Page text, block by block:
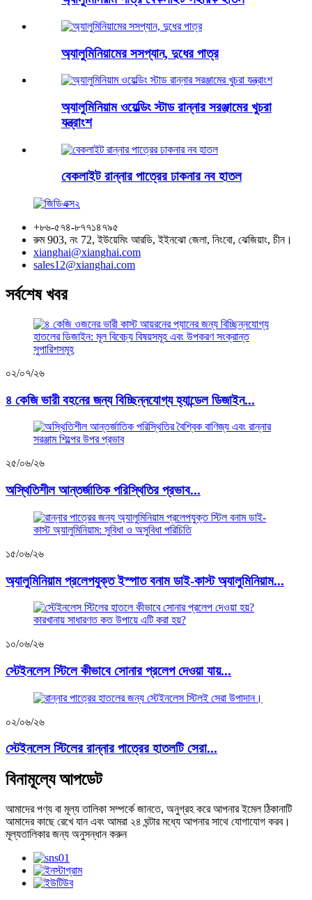
অ্যালুমিনিয়ামের সসপ্যান, দুধের পাত্র
অ্যালুমিনিয়াম ওয়েল্ডিং স্টাড রান্নার সরঞ্জামের খুচরা
যন্ত্রাংশ
বেকলাইট রান্নার পাত্রের ঢাকনার নব হাতল
+৮৬-৫৭৪-৮৭৭১৪৭৯৫
রুম 903, নং 72, ইউয়েমিং আরডি, ইইনঝো জেলা, নিংবো, ঝেজিয়াং, চীন।
xianghai@xianghai.com
sales12@xianghai.com
সর্বশেষ খবর
০২/০৭/২৬
৪ কেজি ভারী বহনের জন্য বিচ্ছিন্নযোগ্য হ্যান্ডেল ডিজাইন...
২৫/০৬/২৬
অস্থিতিশীল আন্তর্জাতিক পরিস্থিতির প্রভাব...
১৫/০৬/২৬
অ্যালুমিনিয়াম প্রলেপযুক্ত ইস্পাত বনাম ডাই-কাস্ট অ্যালুমিনিয়াম...
১০/০৬/২৬
স্টেইনলেস স্টিলে কীভাবে সোনার প্রলেপ দেওয়া যায়...
০২/০৬/২৬
স্টেইনলেস স্টিলের রান্নার পাত্রের হাতলটি সেরা...
বিনামূল্যে আপডেট
আমাদের পণ্য বা মূল্য তালিকা সম্পর্কে জানতে, অনুগ্রহ করে আপনার ইমেল ঠিকানাটি
আমাদের কাছে রেখে যান এবং আমরা ২৪ ঘন্টার মধ্যে আপনার সাথে যোগাযোগ করব।
মূল্যতালিকার জন্য অনুসন্ধান করুন